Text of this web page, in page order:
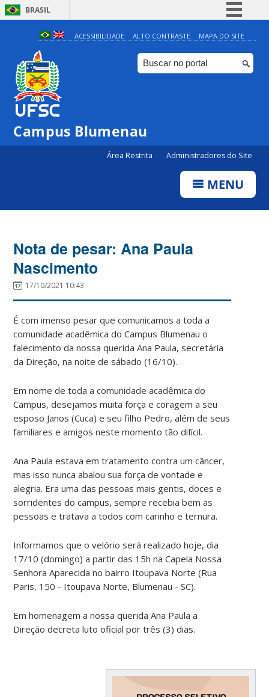
BRASIL
Simplifique!
Comunica BR
Participe
ACESSIBILIDADE ALTO CONTRASTE MAPA DO SITE
Campus Blumenau
Área Restrita Administradores do Site
MENU
Nota de pesar: Ana Paula
Nascimento
17/10/2021 10:43
É com imenso pesar que comunicamos a toda a
comunidade acadêmica do Campus Blumenau o
falecimento da nossa querida Ana Paula, secretária
da Direção, na noite de sábado (16/10).
Em nome de toda a comunidade acadêmica do
Campus, desejamos muita força e coragem a seu
esposo Janos (Cuca) e seu filho Pedro, além de seus
familiares e amigos neste momento tão difícil.
Ana Paula estava em tratamento contra um câncer,
mas isso nunca abalou sua força de vontade e
alegria. Era uma das pessoas mais gentis, doces e
sorridentes do campus, sempre recebia bem as
pessoas e tratava a todos com carinho e ternura.
Informamos que o velório será realizado hoje, dia
17/10 (domingo) a partir das 15h na Capela Nossa
Senhora Aparecida no bairro Itoupava Norte (Rua
Paris, 150 - Itoupava Norte, Blumenau - SC).
Em homenagem a nossa querida Ana Paula a
Direção decreta luto oficial por três (3) dias.